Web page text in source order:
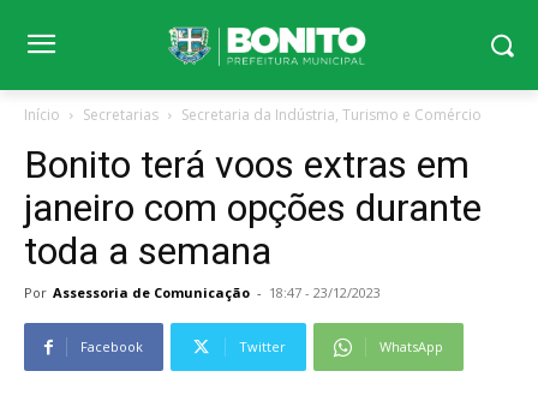
Início Secretarias Secretaria da Indústria, Turismo e Comércio
Bonito terá voos extras em
janeiro com opções durante
toda a semana
Por Assessoria de Comunicação - 18:47 - 23/12/2023
Facebook Twitter WhatsApp